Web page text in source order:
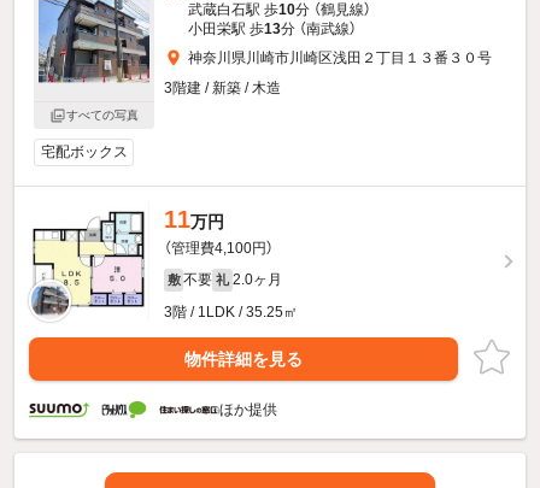
すべての写真
武蔵白石駅 歩10分 （鶴見線）
小田栄駅 歩13分 （南武線）
神奈川県川崎市川崎区浅田２丁目１３番３０号
3階建 / 新築 / 木造
宅配ボックス
11万円
（管理費4,100円）
敷 不要 礼 2.0ヶ月
3階 / 1LDK / 35.25㎡
物件詳細を見る
ほか提供